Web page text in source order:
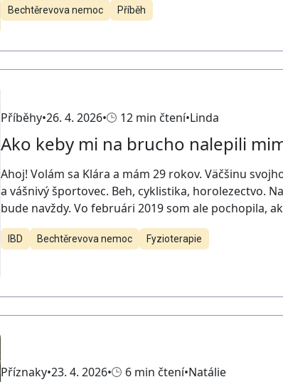
Bechtěrevova nemoc Příběh
Příběhy 26. 4. 2026 12 min čtení Linda
Ako keby mi na brucho nalepili
Ahoj! Volám sa Klára a mám 29 rokov. Väčšinu
a vášnivý športovec. Beh, cyklistika, horolezectvo.
bude navždy. Vo februári 2019 som ale pochopila,
IBD Bechtěrevova nemoc Fyzioterapie
Příznaky 23. 4. 2026 6 min čtení Natálie